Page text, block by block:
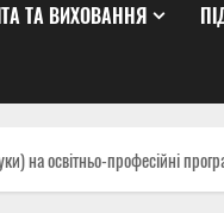
ТА ВИХОВАННЯ
на освітньо-професійні